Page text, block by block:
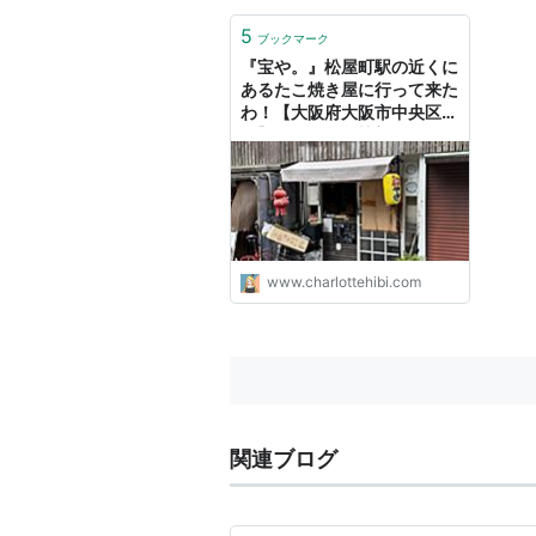
5 ブックマーク
『宝や。』松屋町駅の近くに
あるたこ焼き屋に行って来た
わ！【大阪府大阪市中央区谷
www.charlottehibi.com
関連ブログ